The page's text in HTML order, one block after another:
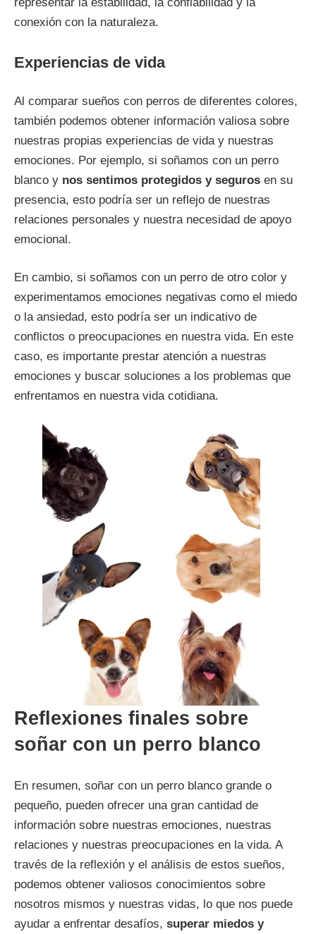
conexión con la naturaleza.
Experiencias de vida
Al comparar sueños con perros de diferentes colores,
también podemos obtener información valiosa sobre
nuestras propias experiencias de vida y nuestras
emociones. Por ejemplo, si soñamos con un perro
blanco y nos sentimos protegidos y seguros en su
presencia, esto podría ser un reflejo de nuestras
relaciones personales y nuestra necesidad de apoyo
emocional.
En cambio, si soñamos con un perro de otro color y
experimentamos emociones negativas como el miedo
o la ansiedad, esto podría ser un indicativo de
conflictos o preocupaciones en nuestra vida. En este
caso, es importante prestar atención a nuestras
emociones y buscar soluciones a los problemas que
enfrentamos en nuestra vida cotidiana.
Reflexiones finales sobre
soñar con un perro blanco
En resumen, soñar con un perro blanco grande o
pequeño, pueden ofrecer una gran cantidad de
información sobre nuestras emociones, nuestras
relaciones y nuestras preocupaciones en la vida. A
través de la reflexión y el análisis de estos sueños,
podemos obtener valiosos conocimientos sobre
nosotros mismos y nuestras vidas, lo que nos puede
ayudar a enfrentar desafíos, superar miedos y